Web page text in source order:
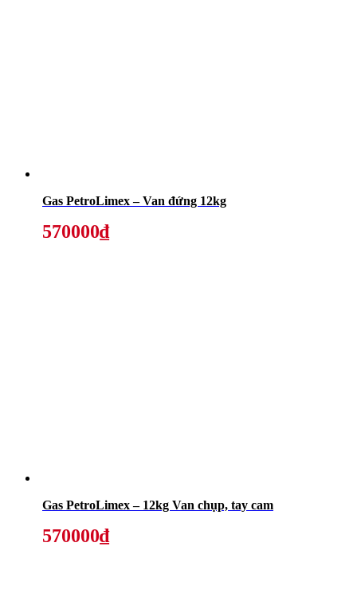
Gas PetroLimex – Van đứng 12kg
570000₫
Gas PetroLimex – 12kg Van chụp, tay cam
570000₫